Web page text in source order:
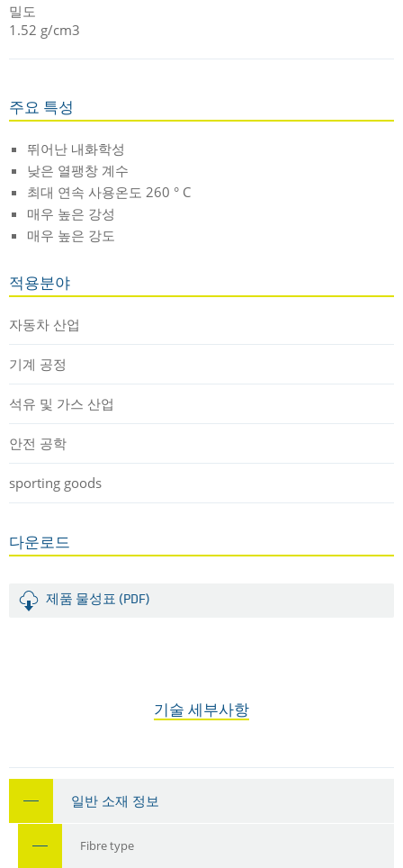
밀도
1.52 g/cm3
주요 특성
뛰어난 내화학성
낮은 열팽창 계수
최대 연속 사용온도 260 ° C
매우 높은 강성
매우 높은 강도
적용분야
자동차 산업
기계 공정
석유 및 가스 산업
안전 공학
sporting goods
다운로드
제품 물성표 (PDF)
기술 세부사항
일반 소재 정보
Fibre type